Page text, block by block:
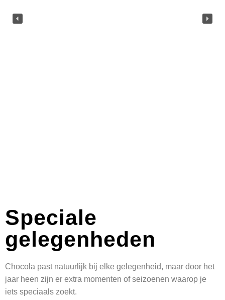
Speciale
gelegenheden
Chocola past natuurlijk bij elke gelegenheid, maar door het
jaar heen zijn er extra momenten of seizoenen waarop je
iets speciaals zoekt.